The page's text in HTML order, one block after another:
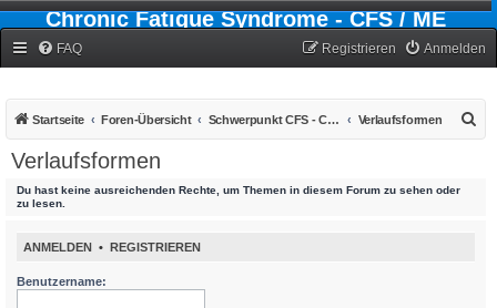
Chronic Fatigue Syndrome - CFS / ME
FAQ Anmelden
Registrieren
Startseite Foren-Übersicht Schwerpunkt CFS - Chronic-Fatigue-Syndrom Verlaufsformen
Verlaufsformen
Du hast keine ausreichenden Rechte, um Themen in diesem Forum zu sehen oder
zu lesen.
ANMELDEN • REGISTRIEREN
Benutzername: